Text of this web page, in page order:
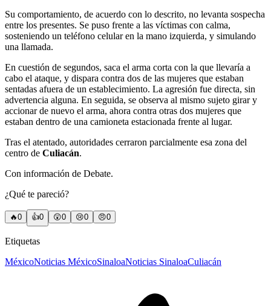
Su comportamiento, de acuerdo con lo descrito, no levanta sospecha
entre los presentes. Se puso frente a las víctimas con calma,
sosteniendo un teléfono celular en la mano izquierda, y simulando
una llamada.
En cuestión de segundos, saca el arma corta con la que llevaría a
cabo el ataque, y dispara contra dos de las mujeres que estaban
sentadas afuera de un establecimiento. La agresión fue directa, sin
advertencia alguna. En seguida, se observa al mismo sujeto girar y
accionar de nuevo el arma, ahora contra otras dos mujeres que
estaban dentro de una camioneta estacionada frente al lugar.
Tras el atentado, autoridades cerraron parcialmente esa zona del
centro de Culiacán.
Con información de Debate.
¿Qué te pareció?
🔥0 👍0 😲0 😢0 😠0
Etiquetas
MéxicoNoticias MéxicoSinaloaNoticias SinaloaCuliacán